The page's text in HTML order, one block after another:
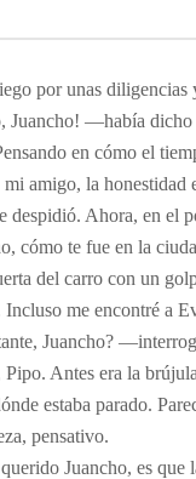
por unas
Juancho! —había dicho
en cómo el
amigo, la honestidad
despidió. Ahora, en el
cómo te fue en la
del carro con un
me encontré a
Juancho?
Antes era la brújula
estaba parado.
pensativo.
Juancho, es que